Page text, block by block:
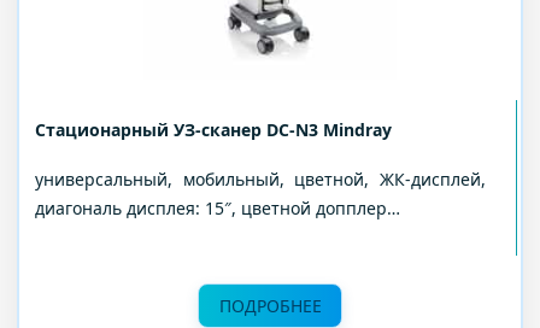
Стационарный УЗ-сканер DC-N3 Mindray
универсальный, мобильный, цветной, ЖК-дисплей,
диагональ дисплея: 15″, цветной допплер…
ПОДРОБНЕЕ